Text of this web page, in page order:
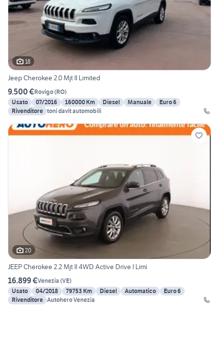
18
Jeep Cherokee 2.0 Mjt II Limited
9.500 €Rovigo(RO)
Usato
07/2016 160000 Km Diesel Manuale
Euro 6
Rivenditore toni davit automobili
20
JEEP Cherokee 2.2 Mjt II 4WD Active Drive I Limi
16.899 €Venezia (VE)
Usato
04/2018 79753 Km Diesel Automatico
Euro 6
Rivenditore Autohero Venezia